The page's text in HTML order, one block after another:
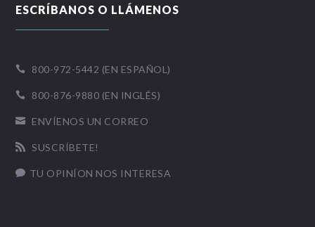
ESCRÍBANOS O LLÁMENOS
 800-972-5442 (EN ESPAÑOL)
 800-876-9880 (EN INGLÉS)
 ENVÍENOS UN CORREO
 SUSCRÍBETE!
 TU OPINÍON NOS INTERESA